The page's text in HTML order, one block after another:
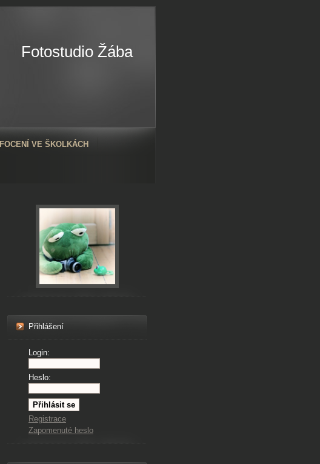
Fotostudio Žába
FOCENÍ VE ŠKOLKÁCH
Přihlášení
Login:
Heslo:
Registrace
Zapomenuté heslo